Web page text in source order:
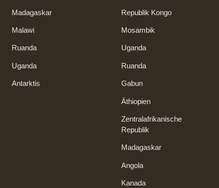
Madagaskar
Malawi
Ruanda
Uganda
Antarktis
Republik Kongo
Mosambik
Uganda
Ruanda
Gabun
Äthiopien
Zentralafrikanische
Republik
Madagaskar
Angola
Kanada